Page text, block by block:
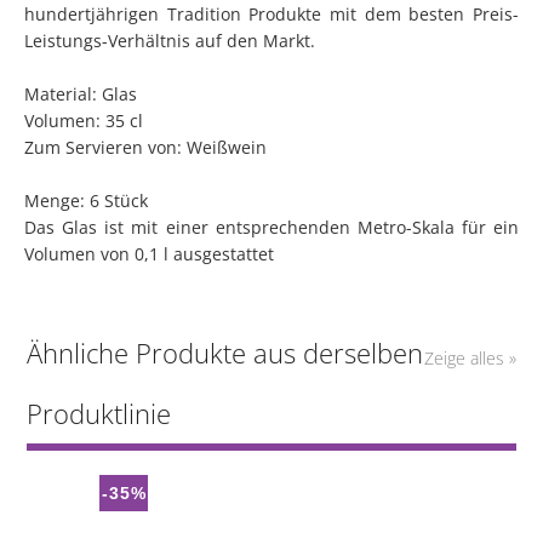
hundertjährigen Tradition Produkte mit dem besten Preis-
Leistungs-Verhältnis auf den Markt.
Material: Glas
Volumen: 35 cl
Zum Servieren von: Weißwein
Menge: 6 Stück
Das Glas ist mit einer entsprechenden Metro-Skala für ein
Volumen von 0,1 l ausgestattet
Ähnliche Produkte aus derselben
Produktlinie
Zeige alles »
-35%